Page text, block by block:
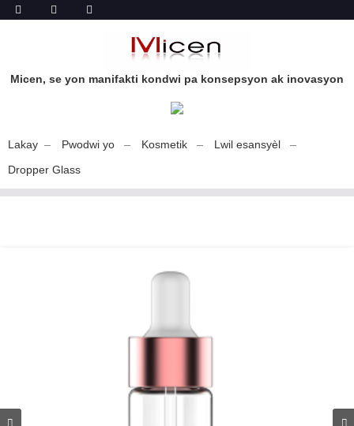
Micen, se yon manifakti kondwi pa konsepsyon ak inovasyon
Lakay Pwodwi yo Kosmetik
Lwil esansyèl
Dropper Glass